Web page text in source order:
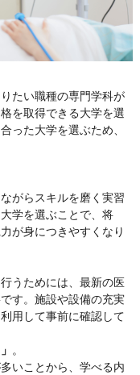
たい職種の専門学科が
を取得できる大学を選
った大学を選ぶため、
がらスキルを磨く実習
学を選ぶことで、将
が身につきやすくなり
うためには、最新の医
す。施設や設備の充実
用して事前に確認して
。
いことから、学べる内